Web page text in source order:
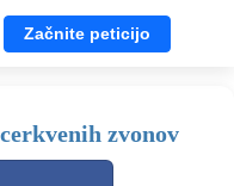
Začnite peticijo
zvonov